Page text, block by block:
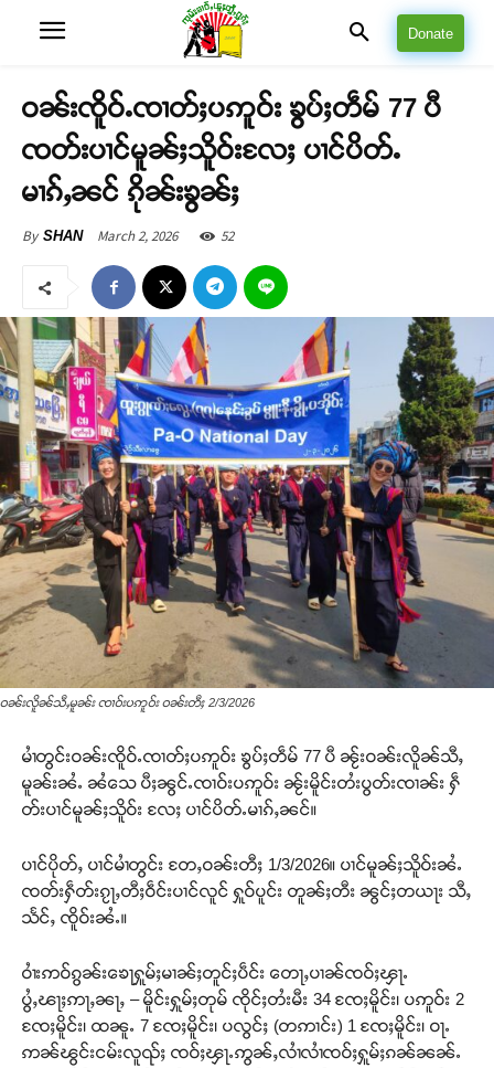
Donate
ဝၼ်းၸိူဝ်ႉၸၢတ်ႈပဢူဝ်း ၶွပ်ႈတဵမ် 77 ပီ
ၸတ်းပၢင်မူၼ်ႈသိူဝ်းလႄႈ ပၢင်ပိတ်ႉ
မၢၵ်ႇၼင် ၵိုၼ်းၶွၼ်ႈ
By SHAN March 2, 2026 52
ဝၼ်းလိူၼ်သီႇမူၼ်း ၸၢဝ်းပဢူဝ်း ဝၼ်းတီႈ 2/3/2026
မၢႆတွင်းဝၼ်းၸိူဝ်ႉၸၢတ်ႈပဢူဝ်း ၶွပ်ႈတဵမ် 77 ပီ ၼႂ်းဝၼ်းလိူၼ်သီႇ
မူၼ်းၼႆႉ ၼႆသေ ပီႈၼွင်ႉၸၢဝ်းပဢူဝ်း ၼႂ်းမိူင်းတႆးပွတ်းၸၢၼ်း ႁဵ
တ်းပၢင်မူၼ်ႈသိူဝ်း လႄႈ ပၢင်ပိတ်ႉမၢၵ်ႇၼင်။
ပၢင်ပိုတ်ႇ ပၢင်မၢႆတွင်း တႄႇဝၼ်းတီႈ 1/3/2026။ ပၢင်မူၼ်ႈသိူဝ်းၼႆႉ
ၸတ်းႁဵတ်းၵႂႃႇတီႈဝဵင်းပၢင်လူင် ႁူဝ်ပူင်း တူၼ်ႈတီး ၼွင်ႈတယႃး သီႇ
သႅင်ႇ ၸိူဝ်းၼႆႉ။
ဝၢႆးဢဝ်ၵွၼ်းၶေႃႁူမ်ႈမၢၼ်ႈတူင်ႈပဵင်း တေႃႇပၢၼ်ၸဝ်ႈၾႃႉ
ပွႆႇၽႃႈဢႃႇၼႃႇ – မိူင်းႁူမ်ႈတုမ် ၸိုင်ႈတႆးမီး 34 ၸႄႈမိူင်း၊ ပဢူဝ်း 2
ၸႄႈမိူင်း၊ ထၼူႉ 7 ၸႄႈမိူင်း၊ ပလွင်ႈ (တဢၢင်း) 1 ၸႄႈမိူင်း၊ ဝႃႉ
ဢၼ်ၽွင်းငမ်းလူၺ်ႈ ၸဝ်ႈၾႃႉဢွၼ်ႇလၢႆလၢႆၸဝ်ႈႁူမ်ႈၵၼ်ၼၼ်ႉ